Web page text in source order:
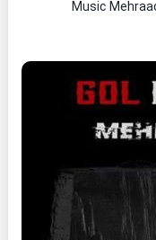
Music